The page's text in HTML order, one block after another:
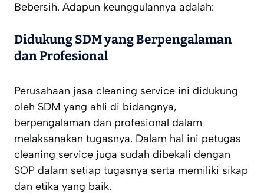
Bebersih. Adapun keunggulannya adalah:
Didukung SDM yang Berpengalaman
dan Profesional
Perusahaan jasa cleaning service ini didukung
oleh SDM yang ahli di bidangnya,
berpengalaman dan profesional dalam
melaksanakan tugasnya. Dalam hal ini petugas
cleaning service juga sudah dibekali dengan
SOP dalam setiap tugasnya serta memiliki sikap
dan etika yang baik.